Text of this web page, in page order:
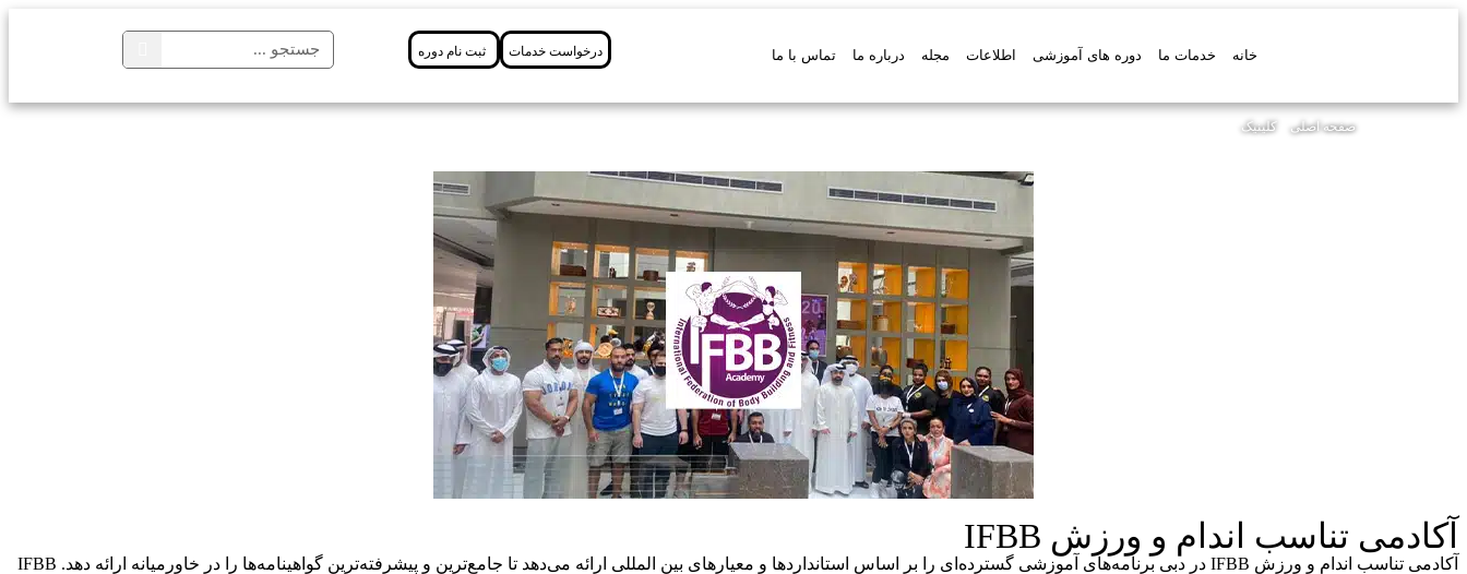
خانه خدمات ما دوره های آموزشی اطلاعات مجله درباره ما تماس با ما درخواست خدمات ثبت نام دوره
صفحه اصلی کلینیک
آکادمی تناسب اندام و ورزش IFBB
آکادمی تناسب اندام و ورزش IFBB در دبی برنامه‌های آموزشی گسترده‌ای را بر اساس استانداردها و معیارهای بین المللی ارائه می‌دهد تا جامع‌ترین و پیشرفته‌ترین گواهینامه‌ها را در خاورمیانه ارائه دهد. IFBB